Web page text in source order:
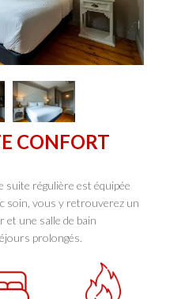
CONFORT
suite régulière est équipée
soin, vous y retrouverez un
et une salle de bain
prolongés.